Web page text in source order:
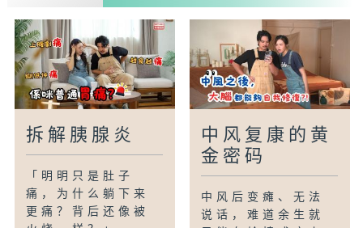
拆解胰腺炎
「明明只是肚子
痛，为什么躺下来
更痛？背后还像被
中风复康的黄
金密码
中风后变瘫、无法
说话，难道余生就